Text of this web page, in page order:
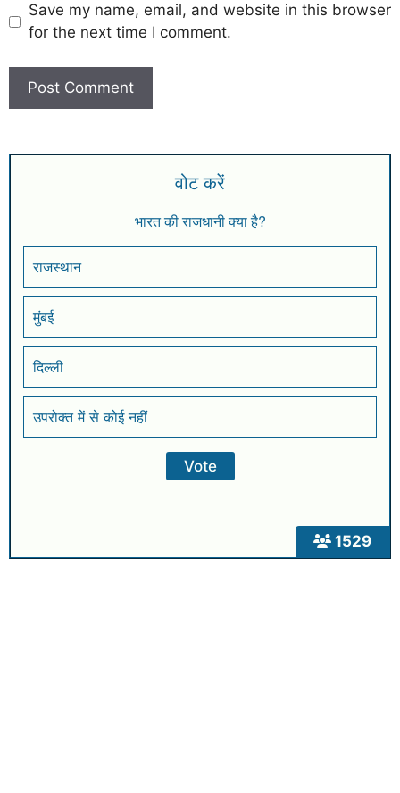
Save my name, email, and website in this browser
for the next time I comment.
1529
वोट करें
भारत की राजधानी क्या है?
राजस्थान
मुंबई
दिल्ली
उपरोक्त में से कोई नहीं